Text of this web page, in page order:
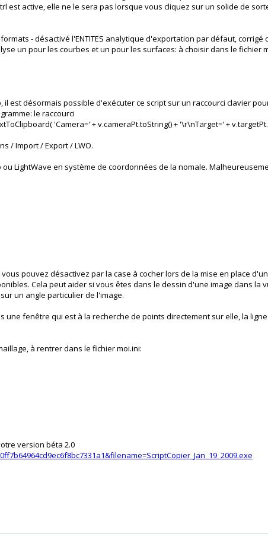
est active, elle ne le sera pas lorsque vous cliquez sur un solide de
formats - désactivé l'ENTITES analytique d'exportation par défaut,
un pour les courbes et un pour les surfaces: à choisir dans le fichier
est désormais possible d'exécuter ce script sur un raccourci clavier
le raccourci
'Camera=' + v.cameraPt.toString() + '\r\nTarget=' +
/ Import / Export / LWO.
LightWave en système de coordonnées de la nomale.
pouvez désactivez par la case à cocher lors de la mise en place
Cela peut aider si vous êtes dans le dessin d'une image dans
un angle particulier de l'image.
fenêtre qui est à la recherche de points directement sur elle, la
à rentrer dans le fichier moi.ini:
version béta 2.0